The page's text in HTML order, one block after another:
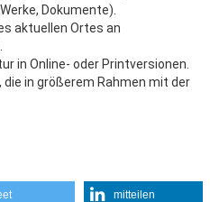
Dokumente).
aktuellen Ortes an
in Online- oder Printversionen.
in größerem Rahmen mit der
mitteilen